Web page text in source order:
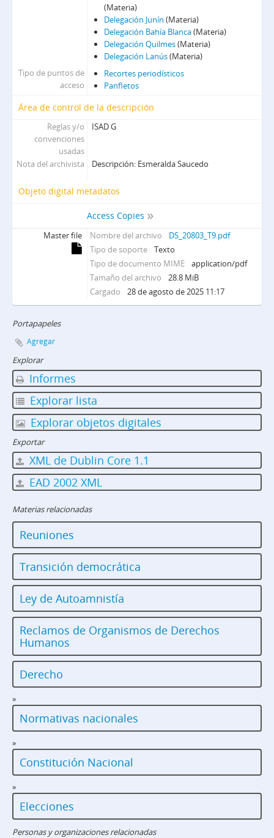
(Materia)
Delegación Junín (Materia)
Delegación Bahía Blanca(Materia)
Delegación Quilmes(Materia)
Delegación Lanús(Materia)
Tipo de puntos de
acceso
Recortes periodísticos
Panfletos
Área de control de la descripción
Reglas y/o
convenciones
usadas
ISAD G
Nota del archivista Descripción: Esmeralda Saucedo
Objeto digital metadatos
Access Copies
Master file Nombre del archivo
DS_20803_T9.pdf
Tipo de soporte
Texto
Tipo de documento MIME
application/pdf
Tamaño del archivo
28.8 MiB
Cargado
28 de agosto de 2025 11:17
Portapapeles
Agregar
Explorar
Informes
Explorar lista
Explorar objetos digitales
Exportar
XML de Dublin Core 1.1
EAD 2002 XML
Materias relacionadas
Reuniones
Transición democrática
Ley de Autoamnistía
Reclamos de Organismos de Derechos
Humanos
Derecho
»
Normativas nacionales
»
Constitución Nacional
»
Elecciones
Personas y organizaciones relacionadas